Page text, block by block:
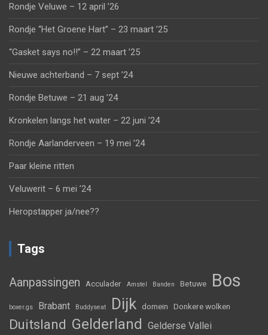
Rondje Veluwe – 12 april ’26
Rondje “Het Groene Hart” – 23 maart ’25
“Gasket says no!!” – 22 maart ’25
Nieuwe achterband – 7 sept ’24
Rondje Betuwe – 21 aug ’24
Kronkelen langs het water – 22 juni ’24
Rondje Aarlanderveen – 19 mei ’24
Paar kleine ritten
Veluwerit – 6 mei ’24
Heropstapper ja/nee??
Tags
Aanpassingen Acculader Amstel Banden Betuwe Bos
boxer.gs Brabant Buddyseat Dijk domein Donkere wolken
Duitsland Gelderland Gelderse Vallei